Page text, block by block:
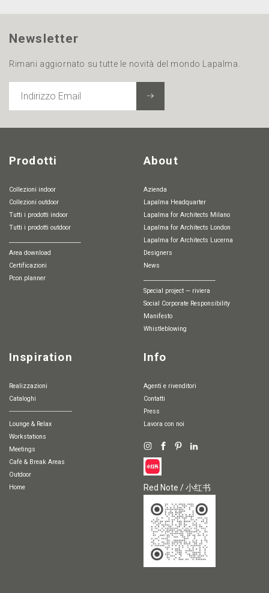
Newsletter
Rimani aggiornato su tutte le novità del mondo Lapalma.
EMAIL
Prodotti
Collezioni indoor
Collezioni outdoor
Tutti i prodotti indoor
Tutti i prodotti outdoor
Area download
Certificazioni
pcon.planner
About
Azienda
Lapalma Headquarter
Lapalma for Architects Milano
Lapalma for Architects London
Lapalma for Architects Lucerna
Designers
News
special project — riviera
Social Corporate Responsibility
Manifesto
whistleblowing
Inspiration
Realizzazioni
Cataloghi
-----------------------------------
Lounge & Relax
Workstations
Meetings
Cafè & Break Areas
Outdoor
Home
Info
Agenti e rivenditori
Contatti
Press
Lavora con noi
Red Note / 小红书